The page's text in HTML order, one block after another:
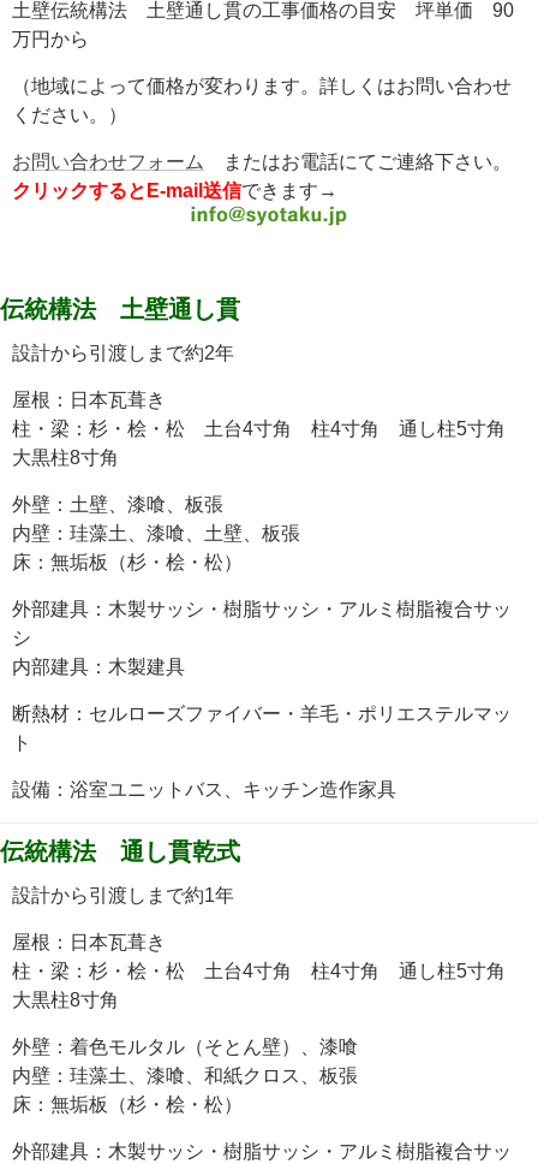
土壁伝統構法 土壁通し貫の工事価格の目安 坪単価 90
万円から
（地域によって価格が変わります。詳しくはお問い合わせ
ください。）
お問い合わせフォーム
またはお電話にてご連絡下さい。
クリックするとE-mail送信できます→
伝統構法 土壁通し貫
設計から引渡しまで約2年
屋根：日本瓦葺き
柱・梁：杉・桧・松 土台4寸角 柱4寸角 通し柱5寸角
大黒柱8寸角
外壁：土壁、漆喰、板張
内壁：珪藻土、漆喰、土壁、板張
床：無垢板（杉・桧・松）
外部建具：木製サッシ・樹脂サッシ・アルミ樹脂複合サッ
シ
内部建具：木製建具
断熱材：セルローズファイバー・羊毛・ポリエステルマッ
ト
設備：浴室ユニットバス、キッチン造作家具
伝統構法 通し貫乾式
設計から引渡しまで約1年
屋根：日本瓦葺き
柱・梁：杉・桧・松 土台4寸角 柱4寸角 通し柱5寸角
大黒柱8寸角
外壁：着色モルタル（そとん壁）、漆喰
内壁：珪藻土、漆喰、和紙クロス、板張
床：無垢板（杉・桧・松）
外部建具：木製サッシ・樹脂サッシ・アルミ樹脂複合サッ